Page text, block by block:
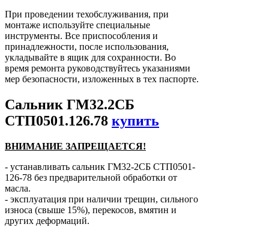
При проведении техобслуживания, при
монтаже используйте специальные
инструменты. Все приспособления и
принадлежности, после использования,
укладывайте в ящик для сохранности. Во
время ремонта руководствуйтесь указаниями
мер безопасности, изложенных в тех паспорте.
Сальник ГМ32.2СБ
СТП0501.126.78 купить
ВНИМАНИЕ ЗАПРЕЩАЕТСЯ!
- устанавливать сальник ГМ32-2СБ СТП0501-
126-78 без предварительной обработки от
масла.
- эксплуатация при наличии трещин, сильного
износа (свыше 15%), перекосов, вмятин и
других деформаций.